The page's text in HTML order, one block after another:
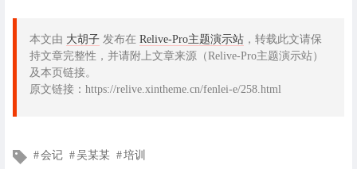
本文由 大胡子 发布在 Relive-Pro主题演示站 ，转载此文请保
持文章完整性，并请附上文章来源（Relive-Pro主题演示站）
及本页链接。
原文链接：https://relive.xintheme.cn/fenlei-e/258.html
文会记 吴某某 培训